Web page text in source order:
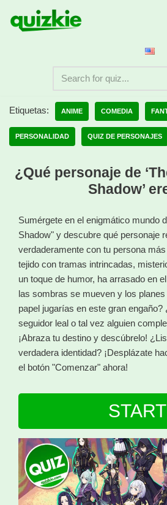
Saltar
Etiquetas: ANIME COMEDIA
PERSONALIDAD QUIZ DE PERSONAJES
¿Qué personaje de
Shadow’
Sumérgete en el enigmático mundo
Shadow" y descubre qué personaje
verdaderamente con tu persona
tejido con tramas intrincadas,
un toque de humor, ha arrasado en
las sombras se mueven y los
papel jugarías en este gran
seguidor leal o tal vez alguien
¡Abraza tu destino y descúbrelo!
verdadera identidad? ¡Desplázate
el botón "Comenzar" ahora!
START